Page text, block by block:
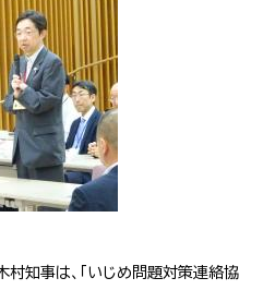
村知事は、「いじめ問題対策連絡協